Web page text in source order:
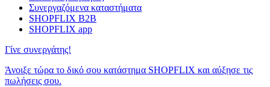
Συνεργαζόμενα καταστήματα
SHOPFLIX B2B
SHOPFLIX app
Γίνε συνεργάτης!
Άνοιξε τώρα το δικό σου κατάστημα SHOPFLIX και αύξησε τις
πωλήσεις σου.